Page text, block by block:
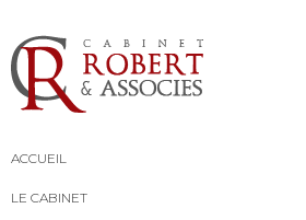
ACCUEIL
LE CABINET